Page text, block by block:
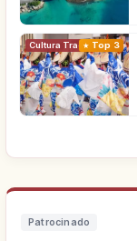
Cultura Tradicional
Top 3
Patrocinado